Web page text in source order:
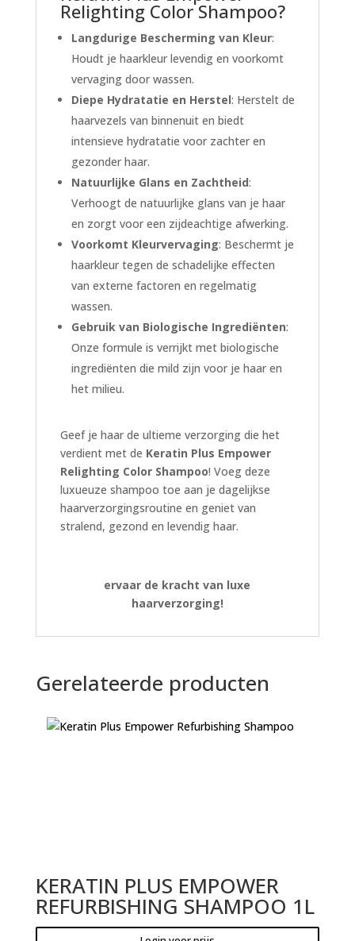
Relighting Color Shampoo?
Langdurige Bescherming van Kleur:
Houdt je haarkleur levendig en voorkomt
vervaging door wassen.
Diepe Hydratatie en Herstel: Herstelt de
haarvezels van binnenuit en biedt
intensieve hydratatie voor zachter en
gezonder haar.
Natuurlijke Glans en Zachtheid:
Verhoogt de natuurlijke glans van je haar
en zorgt voor een zijdeachtige afwerking.
Voorkomt Kleurvervaging: Beschermt je
haarkleur tegen de schadelijke effecten
van externe factoren en regelmatig
wassen.
Gebruik van Biologische Ingrediënten:
Onze formule is verrijkt met biologische
ingrediënten die mild zijn voor je haar en
het milieu.
Geef je haar de ultieme verzorging die het
verdient met de Keratin Plus Empower
Relighting Color Shampoo! Voeg deze
luxueuze shampoo toe aan je dagelijkse
haarverzorgingsroutine en geniet van
stralend, gezond en levendig haar.
ervaar de kracht van luxe
haarverzorging!
Gerelateerde producten
KERATIN PLUS EMPOWER
REFURBISHING SHAMPOO 1L